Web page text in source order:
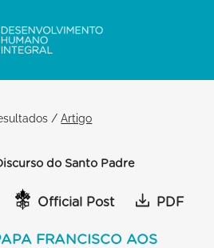
/Artigo
do Santo Padre
Official Post PDF
FRANCISCO AOS